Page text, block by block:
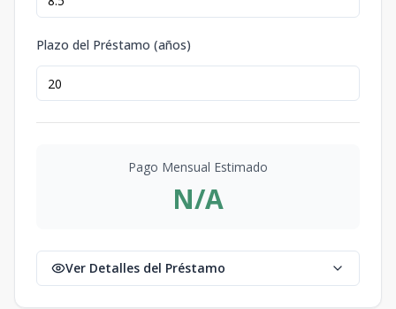
Plazo del Préstamo (años)
Pago Mensual Estimado
N/A
Ver Detalles del Préstamo